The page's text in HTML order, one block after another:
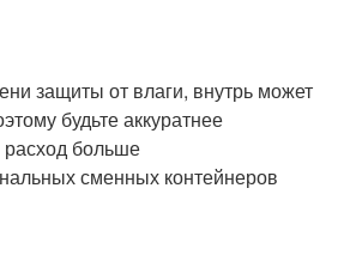
защиты от влаги, внутрь может
будьте аккуратнее
больше
сменных контейнеров